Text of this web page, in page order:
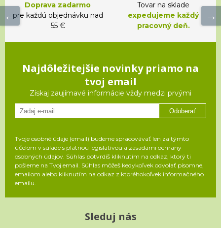
Doprava zadarmo
pre každú objednávku nad
55 €
Tovar na sklade
expedujeme každý
pracovný deň.
Najdôležitejšie novinky priamo na
tvoj email
Získaj zaujímavé informácie vždy medzi prvými
Odoberať
Tvoje osobné údaje (email) budeme spracovávať len za týmto
účelom v súlade s platnou legislatívou a zásadami ochrany
osobných údajov. Súhlas potvrdíš kliknutím na odkaz, ktorý ti
pošleme na Tvoj email. Súhlas môžeš kedykoľvek odvolať písomne,
emailom alebo kliknutím na odkaz z ktoréhokoľvek informačného
emailu.
Sleduj nás